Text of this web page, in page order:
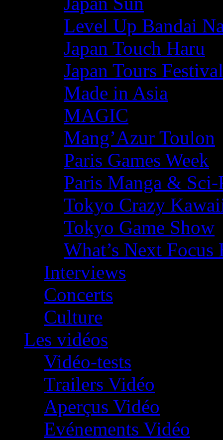
Level Up Bandai
Japan Touch Haru
Japan Tours Festival
Made in Asia
MAGIC
Mang’Azur Toulon
Paris Games Week
Paris Manga &
Tokyo Crazy
Tokyo Game Show
What’s Next
Interviews
Concerts
Culture
Les vidéos
Vidéo-tests
Trailers Vidéo
Aperçus Vidéo
Evénements Vidéo